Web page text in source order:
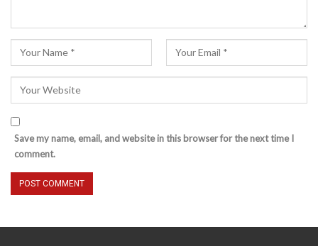
Save my name, email, and website in this browser for the next time I
comment.